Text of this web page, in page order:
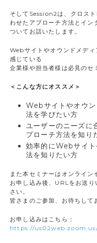
そしてSession2は、クロス
わせたアプローチ方法とイン
ついてお話いたします。
Webサイトやオウンドメデ
感じている
企業様や担当者様は必見のセ
＜こんな方にオススメ＞
Webサイトやオウ
法を学びたい方
ユーザーのニーズに
プローチ方法を知り
効率的にWebサイ
法を知りたい方
また本セミナーはオンライン
お申し込み後、URLをお送
さい。
皆さまのご参加、お待ちして
お申し込みはこちら：
https://